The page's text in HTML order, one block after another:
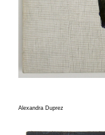
Alexandra Duprez